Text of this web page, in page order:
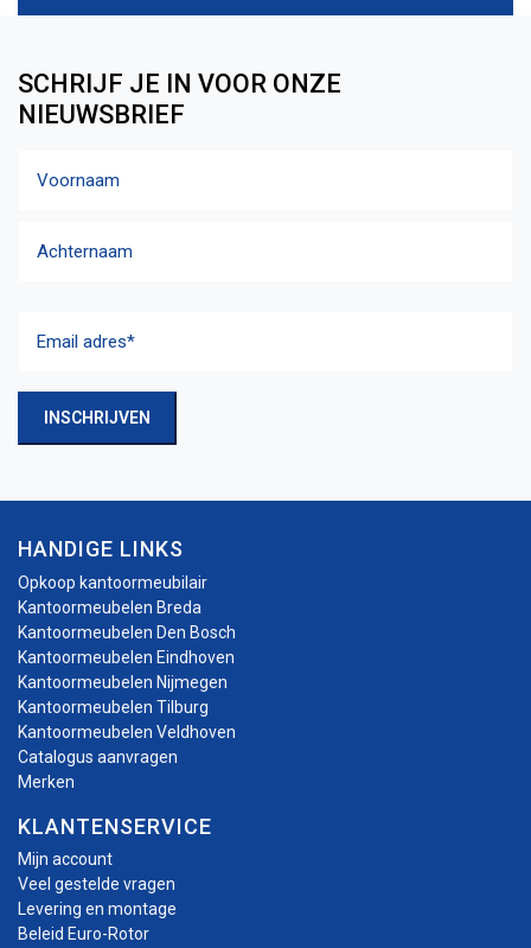
SCHRIJF JE IN VOOR ONZE
NIEUWSBRIEF
adres(Vereist)
INSCHRIJVEN
HANDIGE LINKS
Opkoop kantoormeubilair
Kantoormeubelen Breda
Kantoormeubelen Den Bosch
Kantoormeubelen Eindhoven
Kantoormeubelen Nijmegen
Kantoormeubelen Tilburg
Kantoormeubelen Veldhoven
Catalogus aanvragen
Merken
KLANTENSERVICE
Mijn account
Veel gestelde vragen
Levering en montage
Beleid Euro-Rotor